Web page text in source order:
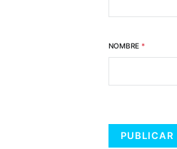
NOMBRE *